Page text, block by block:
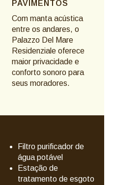
PAVIMENTOS
Com manta acústica
entre os andares, o
Palazzo Del Mare
Residenziale oferece
maior privacidade e
conforto sonoro para
seus moradores.
Filtro purificador de
água potável
Estação de
tratamento de esgoto